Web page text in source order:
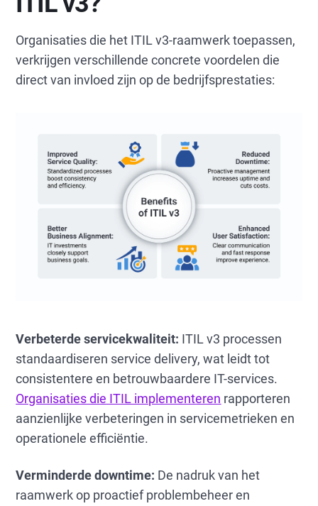
Organisaties die het ITIL v3-raamwerk toepassen,
verkrijgen verschillende concrete voordelen die
direct van invloed zijn op de bedrijfsprestaties:
Verbeterde servicekwaliteit: ITIL v3 processen
standaardiseren service delivery, wat leidt tot
consistentere en betrouwbaardere IT-services.
Organisaties die ITIL implementeren rapporteren
aanzienlijke verbeteringen in servicemetrieken en
operationele efficiëntie.
Verminderde downtime: De nadruk van het
raamwerk op proactief problembeheer en